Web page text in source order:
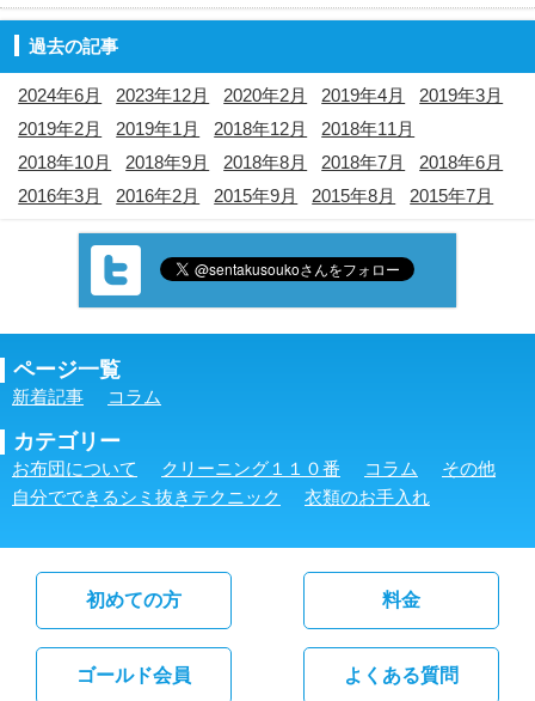
過去の記事
2024年6月 2023年12月 2020年2月 2019年4月
2019年3月
2019年2月
2019年1月 2018年12月
2018年11月
2018年10月
2018年9月 2018年8月 2018年7月
2018年6月
2016年3月
2016年2月 2015年9月 2015年8月 2015年7月
ページ一覧
新着記事 コラム
カテゴリー
お布団について クリーニング１１０番 コラム
その他
自分でできるシミ抜きテクニック
衣類のお手入れ
初めての方 料金
ゴールド会員 よくある質問